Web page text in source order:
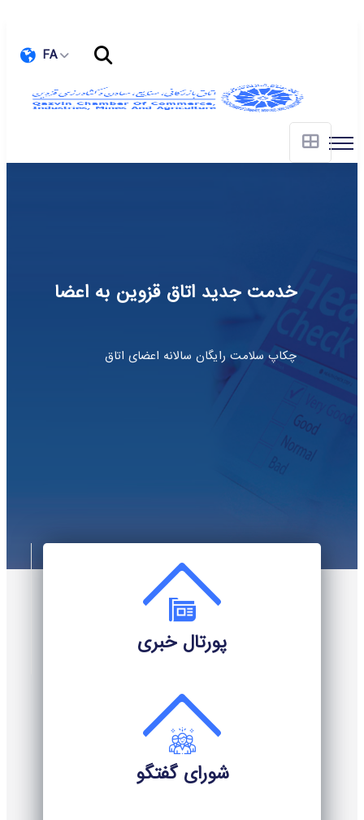
FA
اتاق بازرگانی قزوین
نماینده فعالان واقعی اقتصادی و بخش خصوصی
هدفمند استان
و شرق-غرب میهن
پورتال خبری
شورای گفتگو